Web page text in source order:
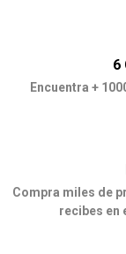
6
Encuentra +
Compra miles de
recibes en